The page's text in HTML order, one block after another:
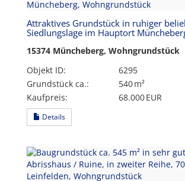
Attraktives Grundstück in ruhiger
Siedlungslage im Hauptort
15374 Müncheberg, Wohngrundstück
Objekt ID:
6295
Grund­stück ca.:
540 m²
Kaufpreis:
68.000 EUR
Details